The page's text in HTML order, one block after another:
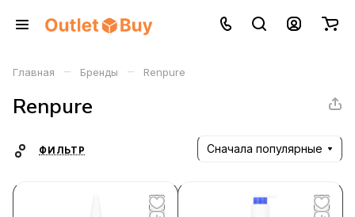
Главная – Бренды – Renpure
Renpure
ФИЛЬТР Сначала популярные